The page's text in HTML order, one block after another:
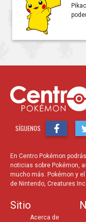
SÍGUENOS
En Centro Pokémon
noticias sobre Pokémon,
mucho más. Pokémon y
de Nintendo, Creatures
Sitio
Acerca de